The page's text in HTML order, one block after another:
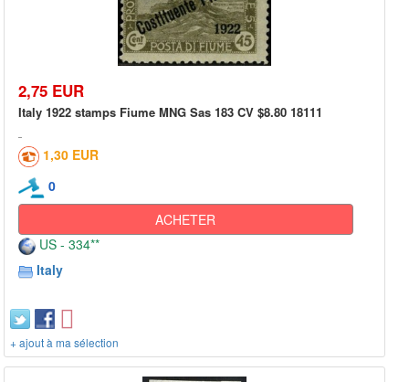
2,75 EUR
Italy 1922 stamps Fiume MNG Sas 183 CV $8.80 18111
1,30 EUR
0
ACHETER
US - 334**
Italy
+ ajout à ma sélection